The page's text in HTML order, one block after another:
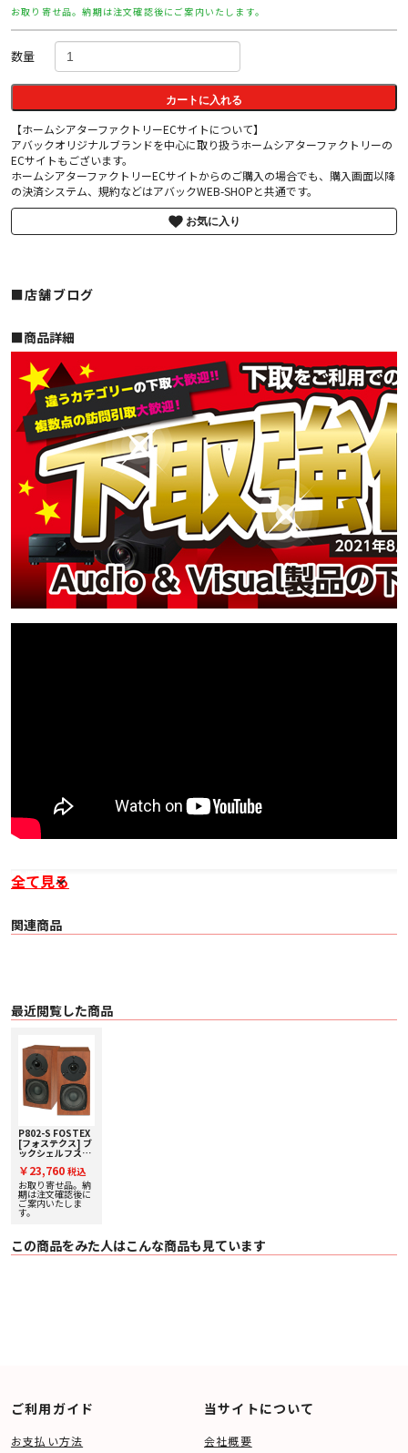
お取り寄せ品。納期は注文確認後にご案内いたします。
数量
カートに入れる
【ホームシアターファクトリーECサイトについて】
アバックオリジナルブランドを中心に取り扱うホームシアターファクトリーの
ECサイトもございます。
ホームシアターファクトリーECサイトからのご購入の場合でも、購入画面以降
の決済システム、規約などはアバックWEB-SHOPと共通です。
お気に入り
■店舗ブログ
■︎商品詳細
■ 概要
小音量でも高音質。
■ 特長
〇 インテリアにマッチする落ち着いた色合いの木製2ウェイリアバスレフ型エ
ンクロージャーを採用しました。
振動板により、周波数特性は40kHzの高域まで充分に伸びたハイレゾ対応仕様
としました。
〇 ウーハー用コーン紙には、適度な剛性と内部損失を保有する木材パルプを採
用。エッジにはウレタンフォーム材を使用し8cm口径としては十分な低音特性
を保有させています。
■ 仕様
〇 形式 ２ウェイバスレフ型
〇 クロスオーバー周波数 4.4kHz
〇 スピーカーユニット
・ 8cm コーン型ウーハー
・ 20mmソフトドームツイーター
〇 最大許容入力 24W
〇 インピーダンス 8Ω
〇 出力音圧レベル 80dB/W（1m）
〇 寸法 100（幅）× 195（高）× 130（奥行：ターミナル突起部含む）mm/
全て見る
関連商品
最近閲覧した商品
P802-S FOSTEX
[フォステクス] ブ
ックシェルフスピ
り査定額20%アッ
プ実施中！
￥23,760 税込
お取り寄せ品。納
期は注文確認後に
ご案内いたしま
す。
この商品をみた人はこんな商品も見ています
ご利用ガイド
お支払い方法
当サイトについて
会社概要